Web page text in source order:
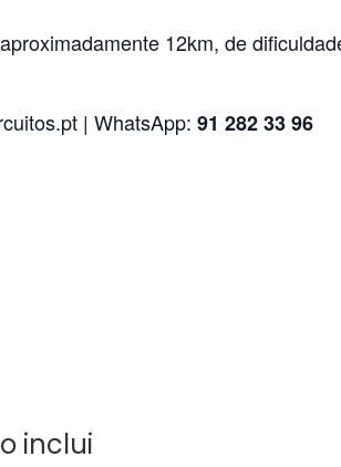
12km, de
| WhatsApp: 91 282 33 96
inclui